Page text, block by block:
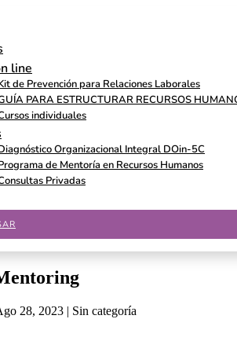
line
de Prevención para Relaciones Laborales
PARA ESTRUCTURAR RECURSOS
individuales
Organizacional Integral DOin-5C
de Mentoría en Recursos Humanos
Privadas
28, 2023 | Sin categoría